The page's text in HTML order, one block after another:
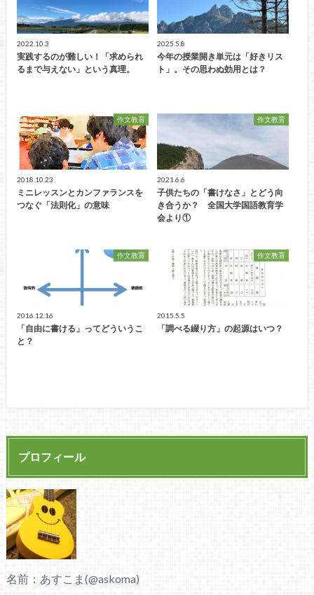
2022.10.3
実践するのが難しい！「求められ
るまで与えない」という真理。
2025.5.8
今年の授業開き単元は「好きリス
ト」。その思わぬ効用とは？
作文教育
2018.10.23
ミニレッスンとカンファランスを
つなぐ「法則化」の意味
作文教育
2021.6.6
子供たちの「書けなさ」とどう向
き合うか？ 全国大学国語教育学
会より①
作文教育
2016.12.16
「自由に書ける」ってどういうこ
と？
作文教育
2015.5.5
「調べる綴り方」の起源はいつ？
プロフィール
名前：あすこま(@askoma)